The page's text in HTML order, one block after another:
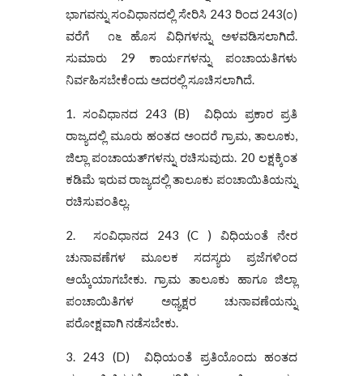
ಭಾಗವನ್ನು ಸಂವಿಧಾನದಲ್ಲಿ ಸೇರಿಸಿ 243 ರಿಂದ 243(೦)
ವರೆಗೆ ೧೬ ಹೊಸ ವಿಧಿಗಳನ್ನು ಅಳವಡಿಸಲಾಗಿದೆ.
ಸುಮಾರು 29 ಕಾರ್ಯಗಳನ್ನು ಪಂಚಾಯತಿಗಳು
ನಿರ್ವಹಿಸಬೇಕೆಂದು ಅದರಲ್ಲಿ ಸೂಚಿಸಲಾಗಿದೆ.
1. ಸಂವಿಧಾನದ 243 (B) ವಿಧಿಯ ಪ್ರಕಾರ ಪ್ರತಿ
ರಾಜ್ಯದಲ್ಲಿ ಮೂರು ಹಂತದ ಅಂದರೆ ಗ್ರಾಮ, ತಾಲೂಕು,
ಜಿಲ್ಲಾ ಪಂಚಾಯತ್‌ಗಳನ್ನು ರಚಿಸುವುದು. 20 ಲಕ್ಷಕ್ಕಿಂತ
ಕಡಿಮೆ ಇರುವ ರಾಜ್ಯದಲ್ಲಿ ತಾಲೂಕು ಪಂಚಾಯಿತಿಯನ್ನು
ರಚಿಸುವಂತಿಲ್ಲ.
2. ಸಂವಿಧಾನದ 243 (C ) ವಿಧಿಯಂತೆ ನೇರ
ಚುನಾವಣೆಗಳ ಮೂಲಕ ಸದಸ್ಯರು ಪ್ರಜೆಗಳಿಂದ
ಆಯ್ಕೆಯಾಗಬೇಕು. ಗ್ರಾಮ ತಾಲೂಕು ಹಾಗೂ ಜಿಲ್ಲಾ
ಪಂಚಾಯಿತಿಗಳ ಅಧ್ಯಕ್ಷರ ಚುನಾವಣೆಯನ್ನು
ಪರೋಕ್ಷವಾಗಿ ನಡೆಸಬೇಕು.
3. 243 (D) ವಿಧಿಯಂತೆ ಪ್ರತಿಯೊಂದು ಹಂತದ